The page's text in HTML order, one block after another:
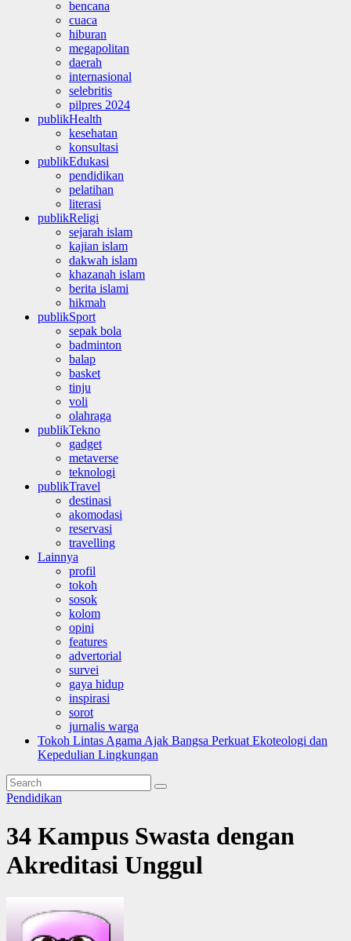
bencana
cuaca
hiburan
megapolitan
daerah
internasional
selebritis
pilpres 2024
publikHealth
kesehatan
konsultasi
publikEdukasi
pendidikan
pelatihan
literasi
publikReligi
sejarah islam
kajian islam
dakwah islam
khazanah islam
berita islami
hikmah
publikSport
sepak bola
badminton
balap
basket
tinju
voli
olahraga
publikTekno
gadget
metaverse
teknologi
publikTravel
destinasi
akomodasi
reservasi
travelling
Lainnya
profil
tokoh
sosok
kolom
opini
features
advertorial
survei
gaya hidup
inspirasi
sorot
jurnalis warga
Tokoh Lintas Agama Ajak Bangsa Perkuat Ekoteologi dan
Kepedulian Lingkungan
Pendidikan
34 Kampus Swasta dengan
Akreditasi Unggul